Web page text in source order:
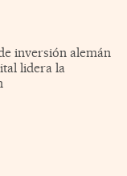
inversión alemán
lidera la